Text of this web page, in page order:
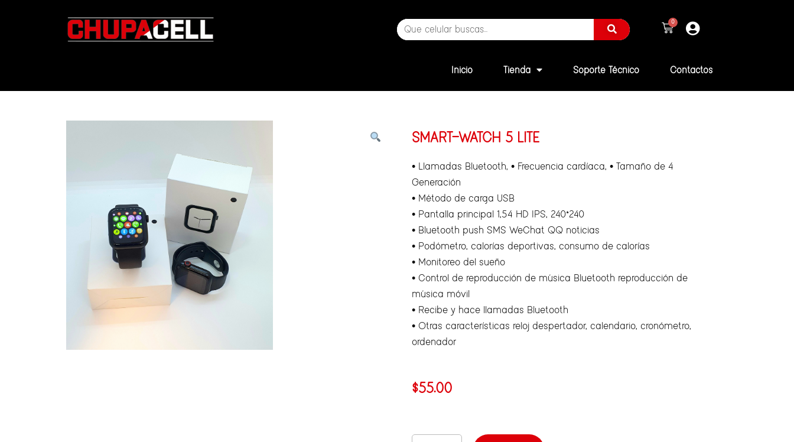
Inicio Tienda Soporte Técnico Contactos
SMART-WATCH 5 LITE
• Llamadas Bluetooth, • Frecuencia cardíaca, • Tamaño de 4
Generación
• Método de carga USB
• Pantalla principal 1,54 HD IPS, 240*240
• Bluetooth push SMS WeChat QQ noticias
• Podómetro, calorías deportivas, consumo de calorías
• Monitoreo del sueño
• Control de reproducción de música Bluetooth reproducción de
música móvil
• Recibe y hace llamadas Bluetooth
• Otras características reloj despertador, calendario, cronómetro,
ordenador
$55.00